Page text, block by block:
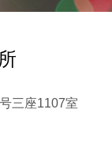
三座1107室